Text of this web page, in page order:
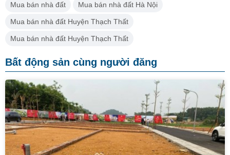
Mua bán nhà đất Mua bán nhà đất Hà Nội
Mua bán nhà đất Huyện Thạch Thất
Mua bán nhà đất Huyện Thạch Thất
Bất động sản cùng người đăng